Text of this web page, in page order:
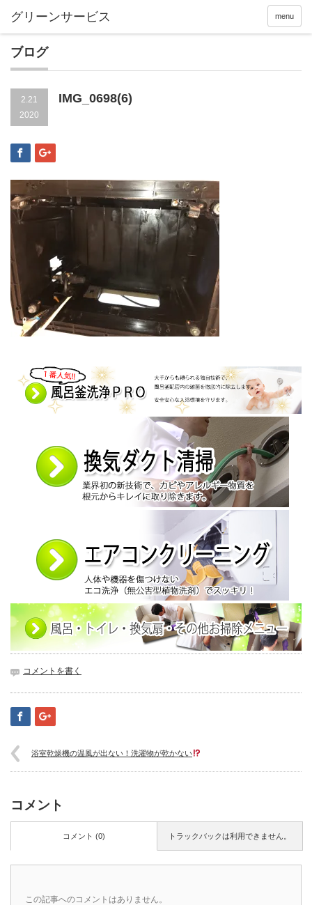
menu
ブログ
2.21
2020
IMG_0698(6)
コメントを書く
浴室乾燥機の温風が出ない！洗濯物が乾かない
コメント
トラックバックは利用できません。
コメント (0)
この記事へのコメントはありません。